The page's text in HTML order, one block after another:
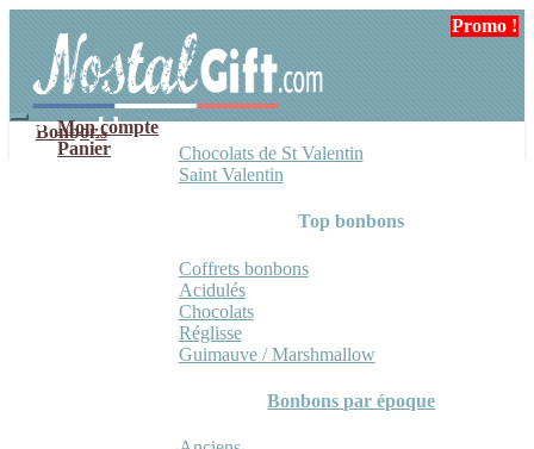
navigation
contenu
Mon compte
Panier
Bonbons
Chocolats de St Valentin
Saint Valentin
Top bonbons
Coffrets bonbons
Acidulés
Chocolats
Réglisse
Guimauve / Marshmallow
Bonbons par époque
Promo !
Promo !
Promo !
Promo !